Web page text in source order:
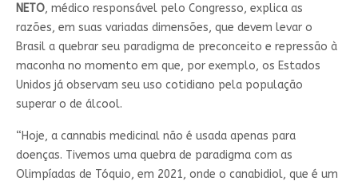
NETO, médico responsável pelo Congresso, explica as
razões, em suas variadas dimensões, que devem levar o
Brasil a quebrar seu paradigma de preconceito e repressão à
maconha no momento em que, por exemplo, os Estados
Unidos já observam seu uso cotidiano pela população
superar o de álcool.
“Hoje, a cannabis medicinal não é usada apenas para
doenças. Tivemos uma quebra de paradigma com as
Olimpíadas de Tóquio, em 2021, onde o canabidiol, que é um